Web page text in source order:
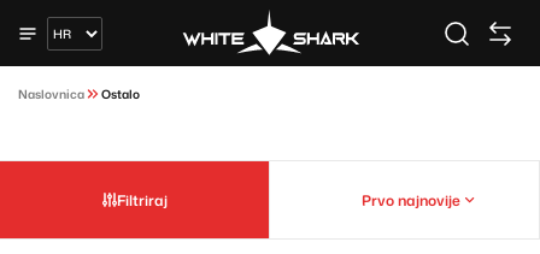
Naslovnica Ostalo
Filtriraj Prvo najnovije